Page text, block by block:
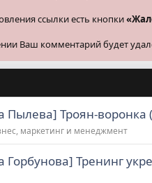
ссылки есть кнопки
Ваш комментарий будет
Пылева] Троян-воронка
маркетинг и менеджмент
Горбунова] Тренинг